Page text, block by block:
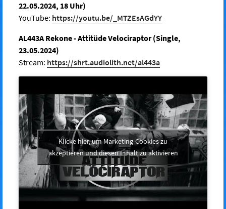
22.05.2024, 18 Uhr)
YouTube: https://youtu.be/_MTZEsAGdYY
AL443A Rekone - Attitüde Velociraptor (Single,
23.05.2024)
Stream: https://shrt.audiolith.net/al443a
Klicke hier, um Marketing-Cookies zu
akzeptieren und diesen Inhalt zu aktivieren